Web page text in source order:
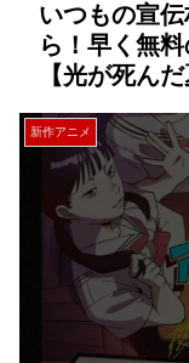
いつもの宣
ら！早く無
【光が死ん
新作アニメ